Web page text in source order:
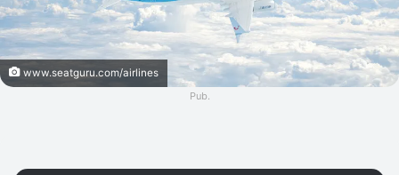
www.seatguru.com/airlines
Pub.